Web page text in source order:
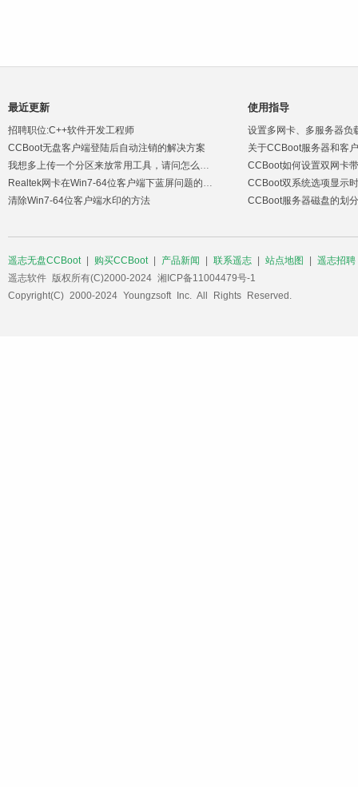
最近更新
招聘职位:C++软件开发工程师
CCBoot无盘客户端登陆后自动注销的解决方案
我想多上传一个分区来放常用工具，请问怎么解决
Realtek网卡在Win7-64位客户端下蓝屏问题的解决方案
清除Win7-64位客户端水印的方法
使用指导
设置多网卡、多服务器负
关于CCBoot服务器和客
CCBoot如何设置双网卡
CCBoot双系统选项显示
CCBoot服务器磁盘的划
遥志无盘CCBoot| 购买CCBoot| 产品新闻 联系遥志 站点地图
遥志招聘
遥志软件 版权所有(C)2000-2024 湘ICP备11004479号-1
Copyright(C) 2000-2024 Youngzsoft Inc. All Rights Reserved.